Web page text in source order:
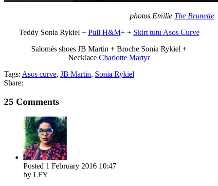
photos Emilie The Brunette
Teddy Sonia Rykiel + Pull H&M+ + Skirt tutu Asos Curve
Salomés shoes JB Martin + Broche Sonia Rykiel +
Necklace Charlotte Martyr
Tags: Asos curve, JB Martin, Sonia Rykiel
Share:
25 Comments
Posted 1 February 2016 10:47
by LFY